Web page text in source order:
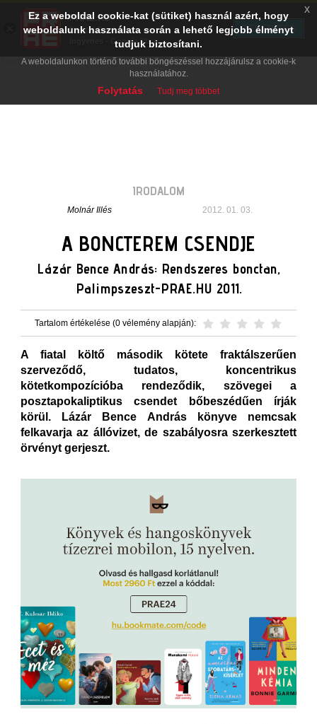
IRODALOM
Molnár Illés 2012. 01. 03.
A BONCTEREM CSENDJE
Lázár Bence András: Rendszeres bonctan,
Palimpszeszt-PRAE.HU 2011.
Tartalom értékelése (0 vélemény alapján):
A fiatal költő második kötete fraktálszerűen
szerveződő, tudatos, koncentrikus
kötetkompozícióba rendeződik, szövegei a
posztapokaliptikus csendet bőbeszédűen írják
körül. Lázár Bence András könyve nemcsak
felkavarja az állóvizet, de szabályosra szerkesztett
örvényt gerjeszt.
Ez a weboldal cookie-kat (sütiket) használ azért, hogy
weboldalunk használata során a lehető legjobb élményt
tudjuk biztosítani.
A weboldalunkon történő további böngészéssel hozzájárulsz a cookie-k
használatához.
Folytatás Tudj meg többet
x
PRAE.HU
Digital Evolution
Ingyenes - Google Play
TELEPÍTÉS